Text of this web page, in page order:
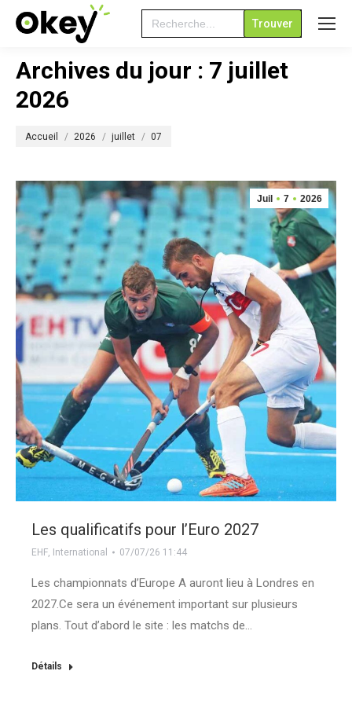
Search
for:
Archives du jour : 7 juillet
2026
Accueil 2026 juillet 07
Juil 7 2026
Les qualificatifs pour l’Euro 2027
EHF, International 07/07/26 11:44
Les championnats d’Europe A auront lieu à Londres en
2027.Ce sera un événement important sur plusieurs
plans. Tout d’abord le site : les matchs de…
Détails